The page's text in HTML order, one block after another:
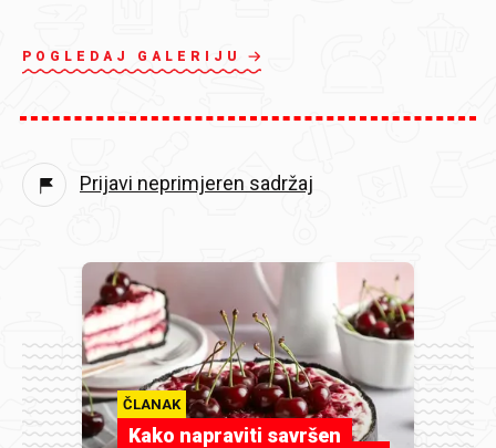
POGLEDAJ GALERIJU
Prijavi neprimjeren sadržaj
ČLANAK
Kako napraviti savršen